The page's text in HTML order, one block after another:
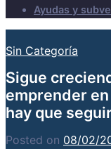
Ayudas y
Sin Categoría
Sigue
emprender
hay que
Posted on 08/02/